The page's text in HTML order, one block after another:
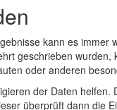
kann es
geschrieben
oder anderen
der Daten
überprüft dann die